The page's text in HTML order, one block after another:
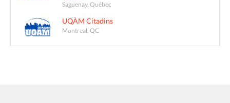
Saguenay, Québec
UQÀM Citadins
Montreal, QC